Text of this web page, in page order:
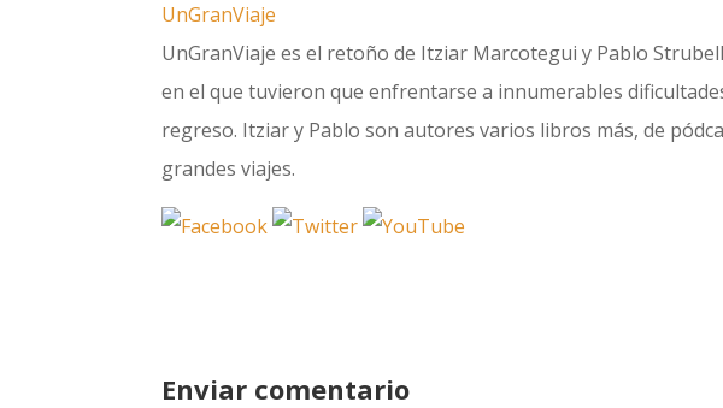
UnGranViaje
UnGranViaje es el retoño de Itziar Marcotegui y Pablo
en el que tuvieron que enfrentarse a innumerables
regreso. Itziar y Pablo son autores varios libros más, de
grandes viajes.
Enviar comentario